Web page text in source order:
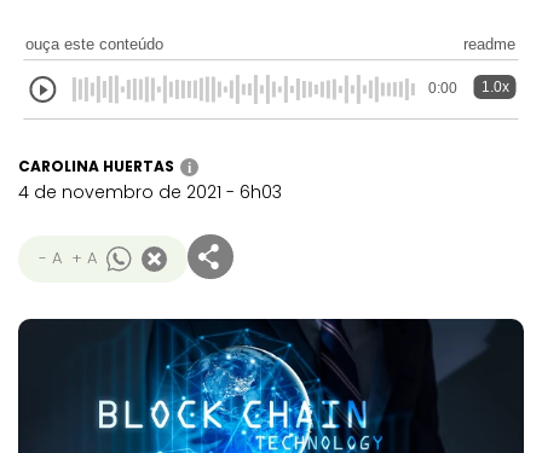
ouça este conteúdo readme
0:00 1.0x
CAROLINA HUERTAS i
4 de novembro de 2021 - 6h03
- A + A